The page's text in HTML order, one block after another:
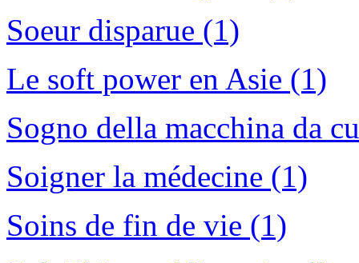
Soeur disparue (1)
Le soft power en Asie (1)
Sogno della macchina da
Soigner la médecine (1)
Soins de fin de vie (1)